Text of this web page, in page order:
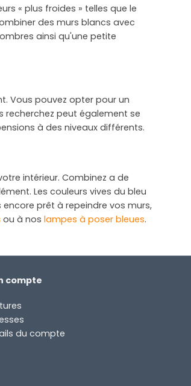
« plus froides » telles que le
des murs blancs avec
ainsi qu'une petite
Vous pouvez opter pour un
peut également se
à des niveaux différents.
intérieur. Combinez a de
Les couleurs vives du bleu
prêt à repeindre vos murs,
ou à nos lampes à poser bleues.
compte
du compte